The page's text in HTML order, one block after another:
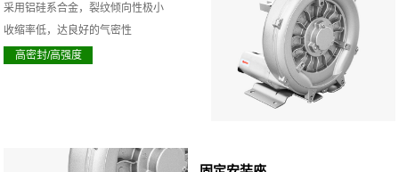
采用铝硅系合金，裂纹倾向性极小
收缩率低，达良好的气密性
高密封/高强度